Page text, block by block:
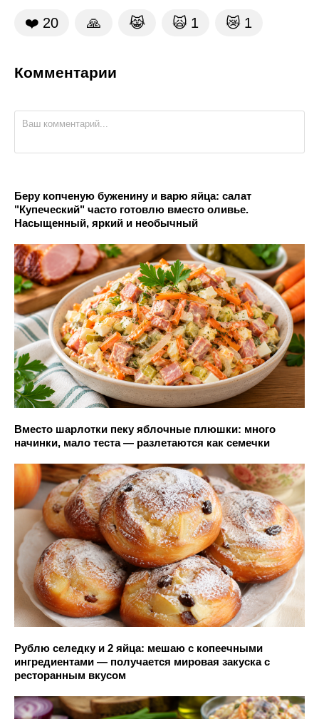
❤️ 20 🙏 😹 🙀 1 😿 1
Комментарии
Беру копченую буженину и варю яйца: салат
"Купеческий" часто готовлю вместо оливье.
Насыщенный, яркий и необычный
Вместо шарлотки пеку яблочные плюшки: много
начинки, мало теста — разлетаются как семечки
Рублю селедку и 2 яйца: мешаю с копеечными
ингредиентами — получается мировая закуска с
ресторанным вкусом